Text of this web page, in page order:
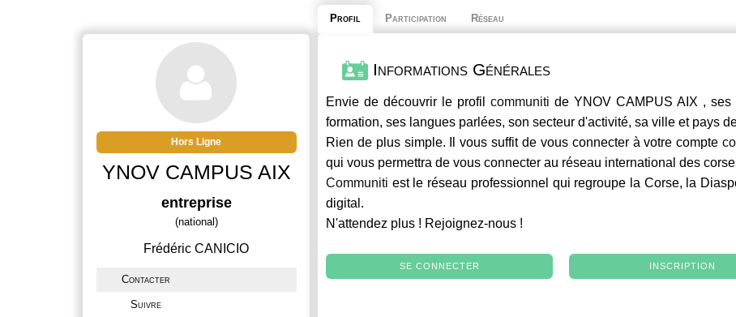
Hors Ligne
YNOV CAMPUS AIX
entreprise
(national)
Frédéric CANICIO
Contacter
Suivre
Profil Participation Réseau
Informations Générales
Envie de découvrir le profil communiti de YNOV CAMPUS AIX , ses
formation, ses langues parlées, son secteur d'activité, sa ville et pays
Rien de plus simple. Il vous suffit de vous connecter à votre compte
qui vous permettra de vous connecter au réseau international des
Communiti est le réseau professionnel qui regroupe la Corse, la
digital.
N'attendez plus ! Rejoignez-nous !
SE CONNECTER INSCRIPTION